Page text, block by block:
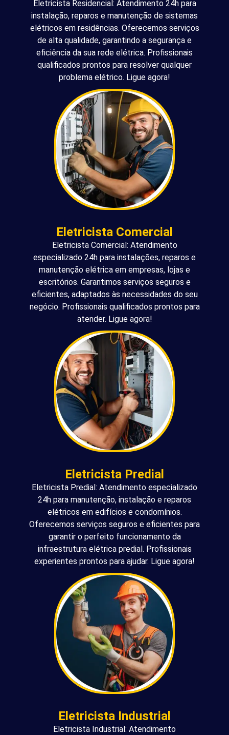
Eletricista Residencial: Atendimento 24h para
instalação, reparos e manutenção de sistemas
elétricos em residências. Oferecemos serviços
de alta qualidade, garantindo a segurança e
eficiência da sua rede elétrica. Profissionais
qualificados prontos para resolver qualquer
problema elétrico. Ligue agora!
Eletricista Comercial
Eletricista Comercial: Atendimento
especializado 24h para instalações, reparos e
manutenção elétrica em empresas, lojas e
escritórios. Garantimos serviços seguros e
eficientes, adaptados às necessidades do seu
negócio. Profissionais qualificados prontos para
atender. Ligue agora!
Eletricista Predial
Eletricista Predial: Atendimento especializado
24h para manutenção, instalação e reparos
elétricos em edifícios e condomínios.
Oferecemos serviços seguros e eficientes para
garantir o perfeito funcionamento da
infraestrutura elétrica predial. Profissionais
experientes prontos para ajudar. Ligue agora!
Eletricista Industrial
Eletricista Industrial: Atendimento